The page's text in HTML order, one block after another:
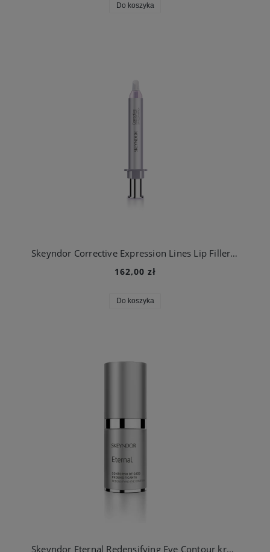
Do koszyka
Skeyndor Corrective Expression Lines Lip Filler Contour - serum wygłądzające zmarszczki wokół ust 10 ml
162,00 zł
Do koszyka
Skeyndor Eternal Redensifying Eye Contour krem pod oczy komórki macierzyste